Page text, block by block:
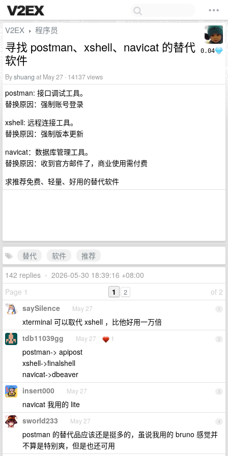
0.04
V2EX › 程序员
寻找 postman、xshell、navicat 的替代
软件
Byshuang at May 27 · 14137 views
postman: 接口调试工具。
替换原因：强制账号登录
xshell: 远程连接工具。
替换原因：强制版本更新
navicat：数据库管理工具。
替换原因：收到官方邮件了，商业使用需付费
求推荐免费、轻量、好用的替代软件
替代 软件
推荐
142 replies • 2026-05-30 18:39:16 +08:00
Page 1
of 2
1 2
1
saySilence May 27
xterminal 可以取代 xshell ，比他好用一万倍
2
tdb11039gg May 27 1
postman-> apipost
xshell->finalshell
navicat->dbeaver
3
insert000 May 27
navicat 我用的 lite
4
sworld233 May 27
postman 的替代品应该还是挺多的，虽说我用的 bruno 感觉并
不算是特别爽，但是也还可用